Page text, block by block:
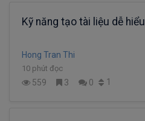
Kỹ năng tạo tài liệu dễ hiểu
Hong Tran Thi
10 phút đọc
559 3 0 1